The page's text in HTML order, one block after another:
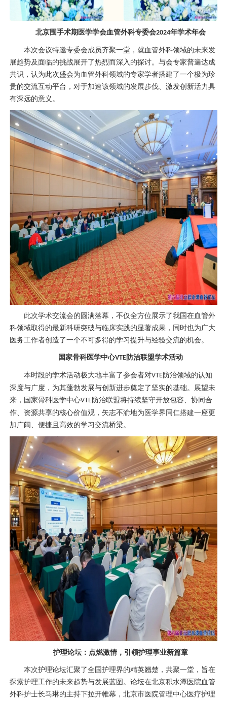
北京围手术期医学学会血管外科专委会2024年学术年会
本次会议特邀专委会成员齐聚一堂，就血管外科领域的未来发
展趋势及面临的挑战展开了热烈而深入的探讨。与会专家普遍达成
共识，认为此次盛会为 血管外科领域的专家学者搭建了一个极为珍
贵的交流互动平台，对于加速该领域的发展步伐、激发创新活力具
有深远的意义。
此次学术交流会的圆满落幕，不仅全方位展示了我国在血管外
科领域取得的最新科研突破与临床实践的显著成果，同时也为广大
医务工作者创造了一个不可多得的学习提升与经验交流的机会。
国家骨科医学中心VTE防治联盟学术活动
本时段的学术活动极大地丰富了参会者对VTE防治领域的认知
深度与广度，为其蓬勃发展与创新进步奠定了坚实的基础。展望未
来，国家骨科 医学中心VTE防治联盟将持续坚守开放包容、协同合
作、资源共享的核心价值观，矢志不渝地为医学界同仁搭建一座更
加广阔、便捷且高效的学习交流桥梁。
护理论坛：点燃激情，引领护理事业新篇章
本次护理论坛汇聚了全国护理界的精英翘楚，共聚一堂，旨在
探索护理工作的未来趋势与发展蓝图。论坛在北京积水潭医院血管
外科护士长马琳的主持下拉开帷幕，北京市医院管理中心医疗护理